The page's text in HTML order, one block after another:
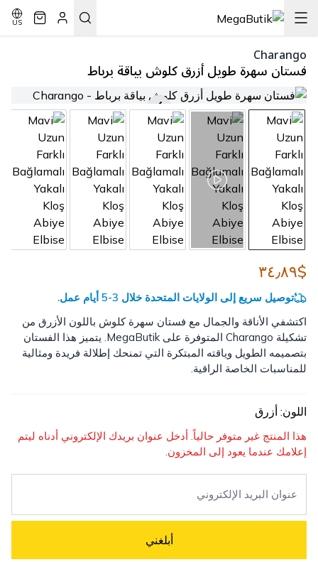
US
Charango
فستان سهرة طويل أزرق كلوش بياقة برباط
$٣٤٫٨٩
توصيل سريع إلى الولايات المتحدة خلال 3-5 أيام عمل.
اكتشفي الأناقة والجمال مع فستان سهرة كلوش باللون الأزرق من
تشكيلة Charango المتوفرة على MegaButik. يتميز هذا الفستان
بتصميمه الطويل وياقته المبتكرة التي تمنحك إطلالة فريدة ومثالية
للمناسبات الخاصة الراقية.
اللون: أزرق
هذا المنتج غير متوفر حالياً. أدخل عنوان بريدك الإلكتروني أدناه ليتم
إعلامك عندما يعود إلى المخزون.
أبلغني